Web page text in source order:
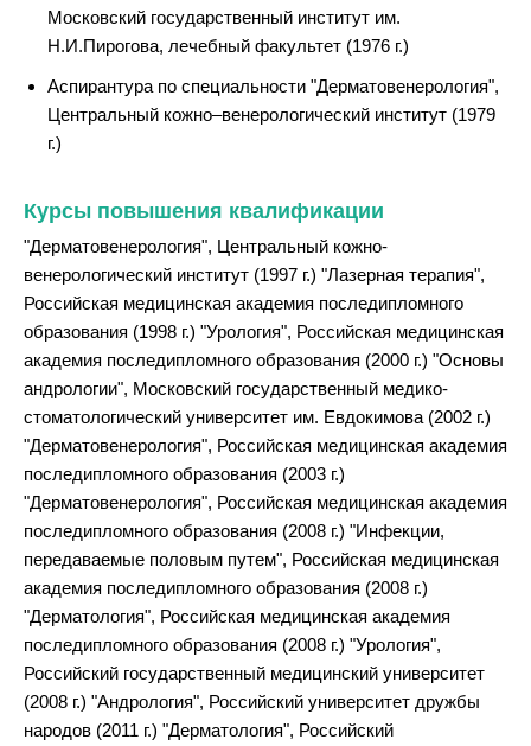
Московский государственный институт им.
Н.И.Пирогова, лечебный факультет (1976 г.)
Аспирантура по специальности "Дерматовенерология",
Центральный кожно–венерологический институт (1979
г.)
Курсы повышения квалификации
"Дерматовенерология", Центральный кожно-
венерологический институт (1997 г.) "Лазерная терапия",
Российская медицинская академия последипломного
образования (1998 г.) "Урология", Российская медицинская
академия последипломного образования (2000 г.) "Основы
андрологии", Московский государственный медико-
стоматологический университет им. Евдокимова (2002 г.)
"Дерматовенерология", Российская медицинская академия
последипломного образования (2003 г.)
"Дерматовенерология", Российская медицинская академия
последипломного образования (2008 г.) "Инфекции,
передаваемые половым путем", Российская медицинская
академия последипломного образования (2008 г.)
"Дерматология", Российская медицинская академия
последипломного образования (2008 г.) "Урология",
Российский государственный медицинский университет
(2008 г.) "Андрология", Российский университет дружбы
народов (2011 г.) "Дерматология", Российский